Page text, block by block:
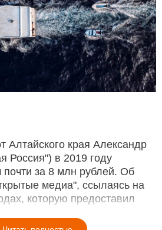
Алтайского края Александр
Россия") в 2019 году
почти за 8 млн рублей. Об
медиа", ссылаясь на
которую предоставил